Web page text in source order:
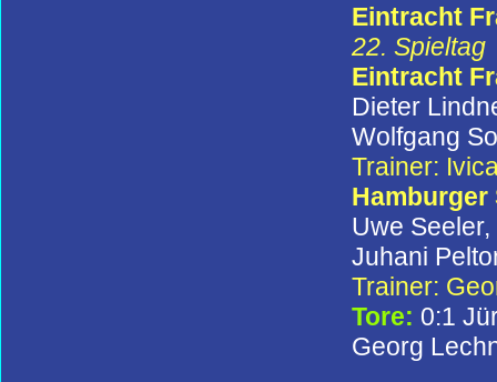
Eintracht
22. Spieltag
Eintracht
Dieter
Wolfgang
Trainer:
Hamburger
Uwe
Juhani
Trainer:
Tore: 0:1
Georg